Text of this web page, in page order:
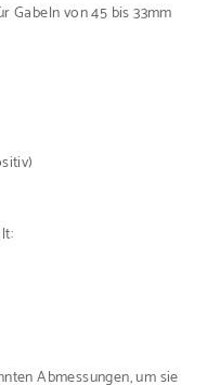
Gabeln von 45 bis 33mm
Abmessungen, um sie